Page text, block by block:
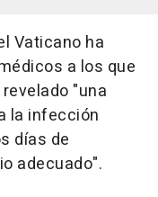
Vaticano ha
a los que
"una
la infección
días de
adecuado".